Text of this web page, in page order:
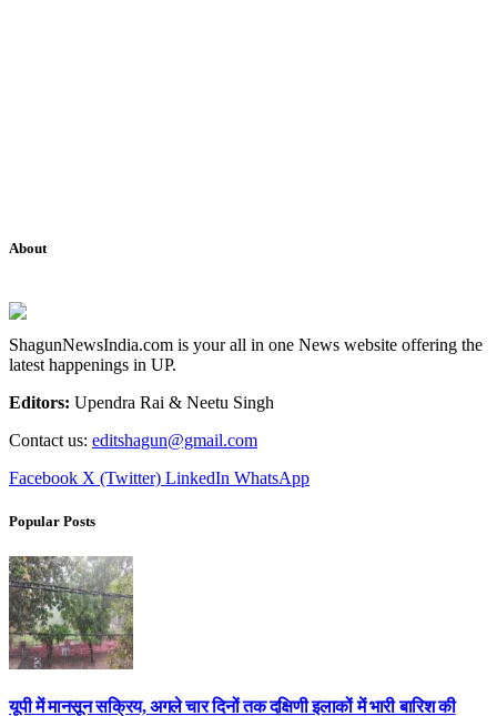
About
ShagunNewsIndia.com is your all in one News website offering the
latest happenings in UP.
Editors: Upendra Rai & Neetu Singh
Contact us: editshagun@gmail.com
Facebook X (Twitter) LinkedIn WhatsApp
Popular Posts
यूपी में मानसून सक्रिय, अगले चार दिनों तक दक्षिणी इलाकों में भारी बारिश की